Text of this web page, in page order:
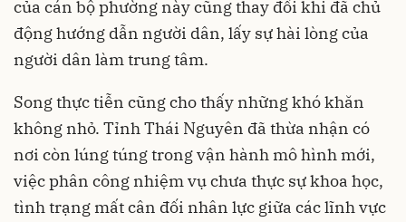
của cán bộ phường này cũng thay đổi khi đã chủ
động hướng dẫn người dân, lấy sự hài lòng của
người dân làm trung tâm.
Song thực tiễn cũng cho thấy những khó khăn
không nhỏ. Tỉnh Thái Nguyên đã thừa nhận có
nơi còn lúng túng trong vận hành mô hình mới,
việc phân công nhiệm vụ chưa thực sự khoa học,
tình trạng mất cân đối nhân lực giữa các lĩnh vực